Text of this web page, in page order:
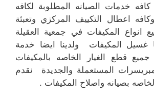
خدمات الصيانه المطلوبة لكافه
اعطال التكييف المركزي وتعبئة
انواع المكيفات في جمعية العقيلة
غسيل المكيفات ولدينا ايضا خدمة
جميع قطع الغيار الخاصه بالمكيفات
المستعملة والجديدة نقدم
بصيانه واصلاح المكيفات .